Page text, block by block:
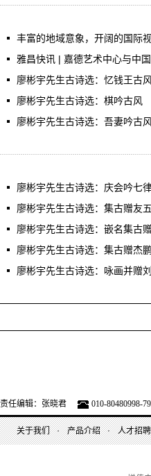
丰富的地域意象，开阔的国
雅昌快讯 | 嘉德艺术中心与中
廖彬宇先生古诗选：忆钱王古风
廖彬宇先生古诗选：棋吟古风
廖彬宇先生古诗选：吾妻吟古风
廖彬宇先生古诗选：庆会吟七
廖彬宇先生古诗选：集古赠友
廖彬宇先生古诗选：嵌名集古
廖彬宇先生古诗选：集古赠杰
廖彬宇先生古诗选：咏画并赠
责任编辑：张晓君 010-80480998-
关于我们 产品介绍 人才招聘